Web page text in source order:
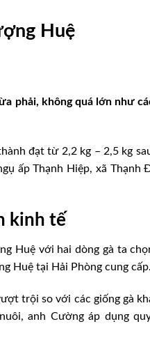
Huệ
phải, không quá lớn như
đạt từ 2,2 kg – 2,5 kg
ấp Thạnh Hiệp, xã Thạnh
kinh tế
Huệ với hai dòng gà ta
Huệ tại Hải Phòng cung cấp.
trội so với các giống gà
anh Cường áp dụng